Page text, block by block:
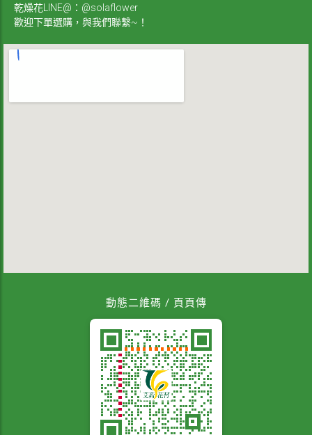
乾燥花LINE@：@solaflower
歡迎下單選購，與我們聯繫~！
動態二維碼 / 頁頁傳